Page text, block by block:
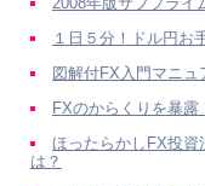
１日５分！ドル円お
図解付FX入門マニ
FXのからくりを暴
ほったらかしFX投資
は？